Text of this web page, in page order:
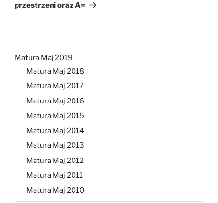
przestrzeni oraz A=
Matura Maj 2019
Matura Maj 2018
Matura Maj 2017
Matura Maj 2016
Matura Maj 2015
Matura Maj 2014
Matura Maj 2013
Matura Maj 2012
Matura Maj 2011
Matura Maj 2010